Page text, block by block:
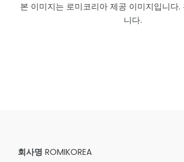
본 이미지는 로미코리아 제공 이미지입니다
니다.
회사명 ROMIKOREA